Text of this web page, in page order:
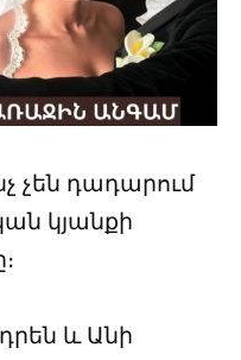
չեն դադարում
կյանքի
և Անի